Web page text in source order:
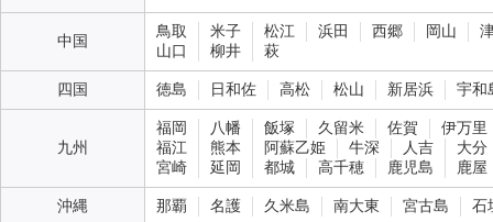
中国
鳥取 米子 松江 浜田 西郷 岡山
山口
柳井 萩
四国 徳島 日和佐 高松 松山 新居浜 宇和
九州
福岡 八幡 飯塚 久留米 佐賀
伊万里
福江
熊本 阿蘇乙姫 牛深 人吉
大分
宮崎
延岡 都城 高千穂 鹿児島 鹿屋
沖縄 那覇 名護 久米島 南大東 宮古島 石